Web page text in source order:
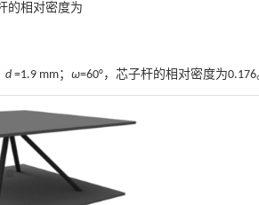
的相对密度为
d =1.9 mm； ω=60°，芯子杆的相对密度为0.176